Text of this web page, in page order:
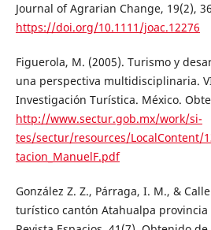
Journal of Agrarian Change, 19(2),
https://doi.org/10.1111/joac.12276
Figuerola, M. (2005). Turismo y
una perspectiva multidisciplinaria.
Investigación Turística. México.
http://www.sectur.gob.mx/work/si-
tes/sectur/resources/LocalContent/
tacion_ManuelF.pdf
González Z. Z., Párraga, I. M., &
turístico cantón Atahualpa provincia